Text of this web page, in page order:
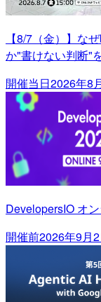
【8/7（金）】な
か"書けない判断"
開催当日2026年8
DevelopersIO オ
開催前2026年9月